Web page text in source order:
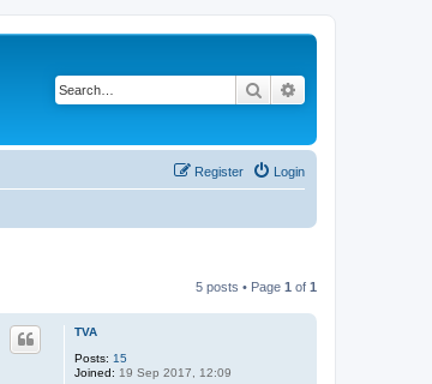
Search
Login
Register
5 posts • Page 1 of 1
TVA
Posts: 15
Joined: 19 Sep 2017, 12:09